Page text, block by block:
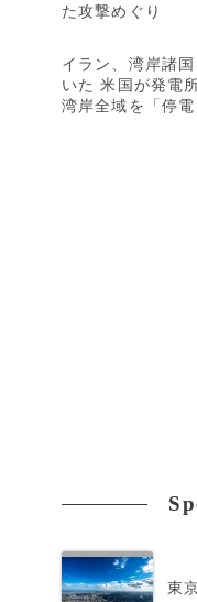
た攻撃めぐり
イラン、湾岸諸
いた 米国が発電
湾岸全域を「停電
東